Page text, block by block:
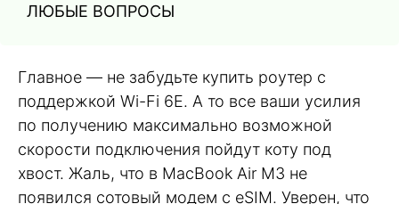
ЛЮБЫЕ ВОПРОСЫ
Главное — не забудьте купить роутер с
поддержкой Wi-Fi 6E. А то все ваши усилия
по получению максимально возможной
скорости подключения пойдут коту под
хвост. Жаль, что в MacBook Air M3 не
появился сотовый модем с eSIM. Уверен, что